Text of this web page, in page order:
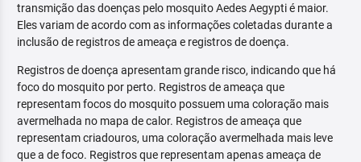
transmição das doenças pelo mosquito Aedes Aegypti é maior.
Eles variam de acordo com as informações coletadas durante a
inclusão de registros de ameaça e registros de doença.
Registros de doença apresentam grande risco, indicando que há
foco do mosquito por perto. Registros de ameaça que
representam focos do mosquito possuem uma coloração mais
avermelhada no mapa de calor. Registros de ameaça que
representam criadouros, uma coloração avermelhada mais leve
que a de foco. Registros que representam apenas ameaça de